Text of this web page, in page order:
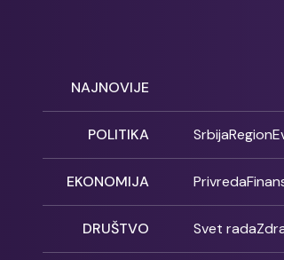
NAJNOVIJE
POLITIKA SrbijaRegion
EKONOMIJA Privreda
DRUŠTVO Svet rada